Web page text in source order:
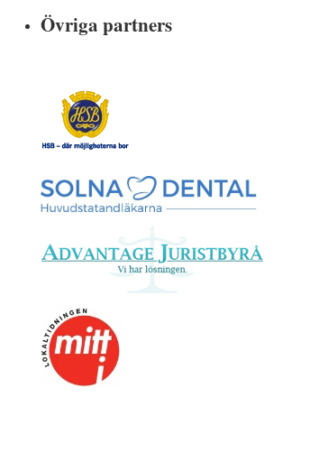
Övriga partners